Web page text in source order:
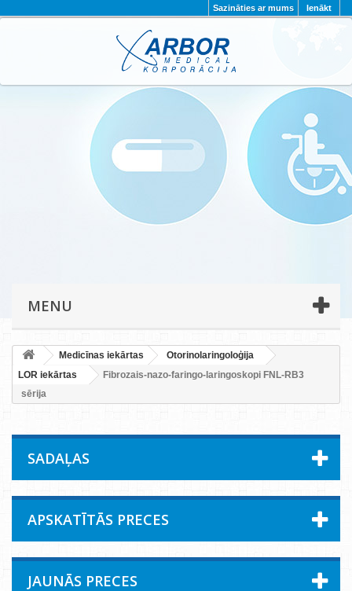
Ienākt
Sazināties ar mums
PAR MUMS PROJEKTI
KONTAKTI
PRIVĀTUMA POLITIKA
MENU
Medicīnas iekārtas
Otorinolaringoloģija
LOR iekārtas
Fibrozais-nazo-faringo-laringoskopi FNL-RB3
sērija
SADAĻAS
APSKATĪTĀS PRECES
JAUNĀS PRECES